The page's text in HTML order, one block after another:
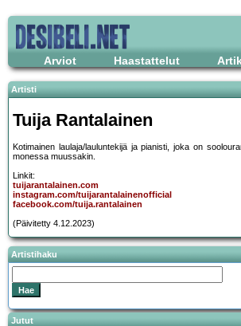
Arviot Haastattelut
Artisti
Tuija Rantalainen
Kotimainen laulaja/lauluntekijä ja pianisti, joka on
monessa muussakin.
Linkit:
tuijarantalainen.com
instagram.com/tuijarantalainenofficial
facebook.com/tuija.rantalainen
(Päivitetty 4.12.2023)
Artistihaku
Jutut